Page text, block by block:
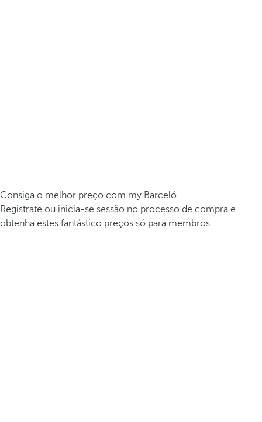
Consiga o melhor preço com my Barceló
Registrate ou inicia-se sessão no processo de compra e
obtenha estes fantástico preços só para membros.